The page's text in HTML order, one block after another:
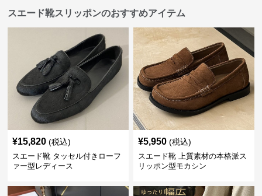
スエード靴スリッポンのおすすめアイテム
¥15,820 (税込)
スエード靴 タッセル付きローフ
ァー型レディース
¥5,950 (税込)
スエード靴 上質素材の本格派ス
リッポン型モカシン